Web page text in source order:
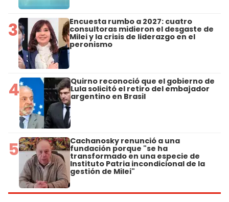
3 Encuesta rumbo a 2027: cuatro
consultoras midieron el desgaste de
Milei y la crisis de liderazgo en el
peronismo
4 Quirno reconoció que el gobierno de
Lula solicitó el retiro del embajador
argentino en Brasil
5 Cachanosky renunció a una
fundación porque "se ha
transformado en una especie de
Instituto Patria incondicional de la
gestión de Milei"